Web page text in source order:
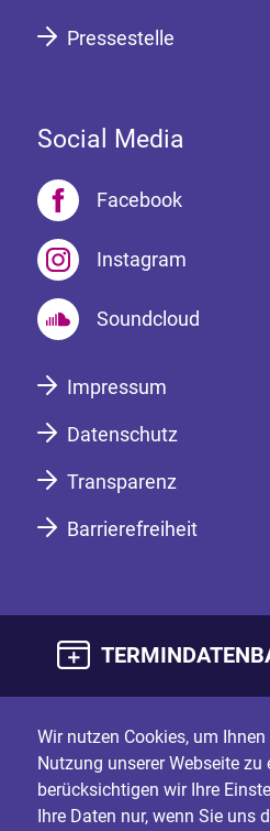
Pressestelle
Social Media
Facebook
Instagram
Soundcloud
Impressum
Datenschutz
Transparenz
Barrierefreiheit
Wir nutzen Cookies, um
Nutzung unserer Webseite
berücksichtigen wir Ihre
Ihre Daten nur, wenn Sie uns